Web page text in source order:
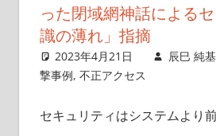
った閉域網神話による
識の薄れ」指摘
2023年4月21日 辰巳 純基
撃事例, 不正アクセス
セキュリティはシステムより